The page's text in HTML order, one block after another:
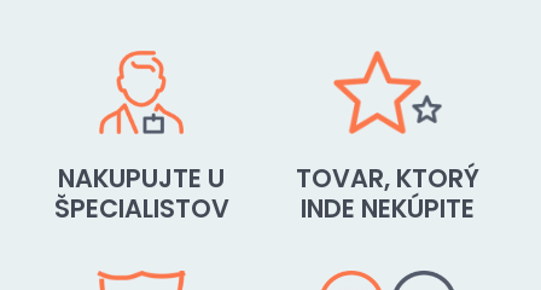
NAKUPUJTE U
ŠPECIALISTOV
TOVAR, KTORÝ
INDE NEKÚPITE